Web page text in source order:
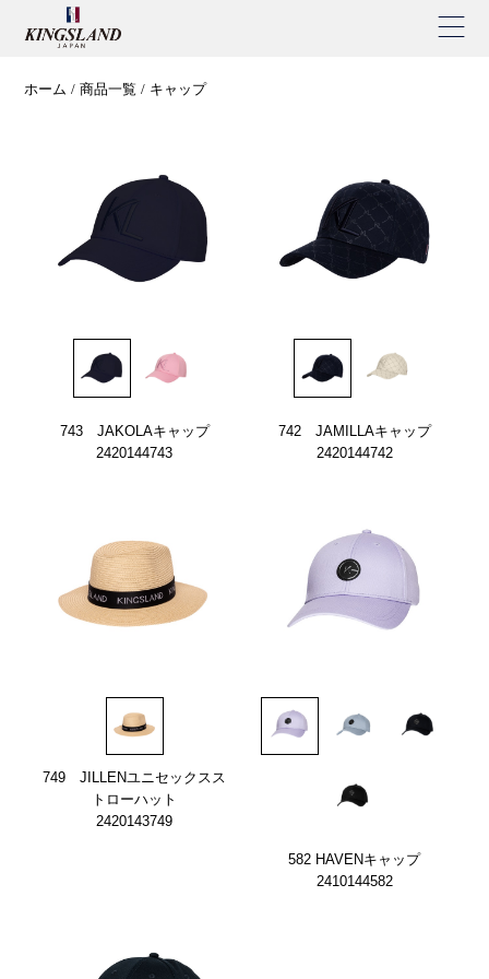
ホーム 商品一覧 キャップ
743 JAKOLAキャップ
2420144743
742 JAMILLAキャップ
2420144742
749 JILLENユニセックスス
トローハット
2420143749
582 HAVENキャップ
2410144582